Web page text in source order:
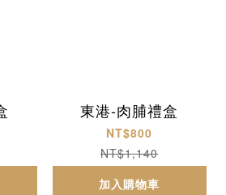
東港-肉脯禮盒
NT$800
NT$1,140
加入購物車